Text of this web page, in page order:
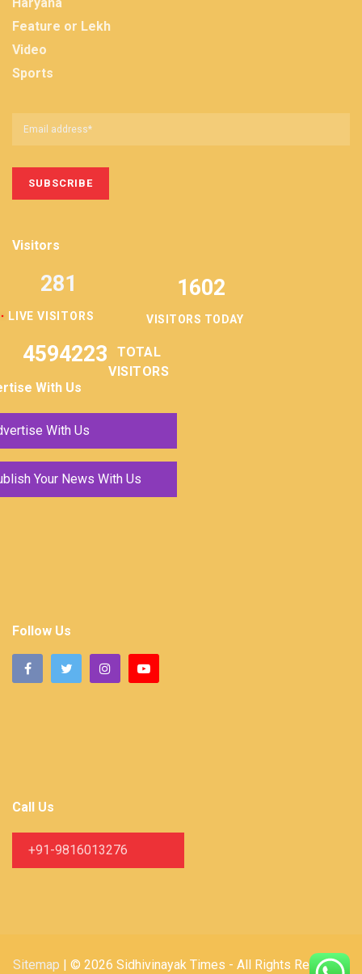
Haryana
Feature or Lekh
Video
Sports
Visitors
LIVE VISITORS
281 1602
VISITORS TODAY
4594223
TOTAL
VISITORS
With Us
With Us
Your News With Us
Follow Us
Call Us
+91-9816013276
Sitemap | © 2026 Sidhivinayak Times - All Rights Reserved